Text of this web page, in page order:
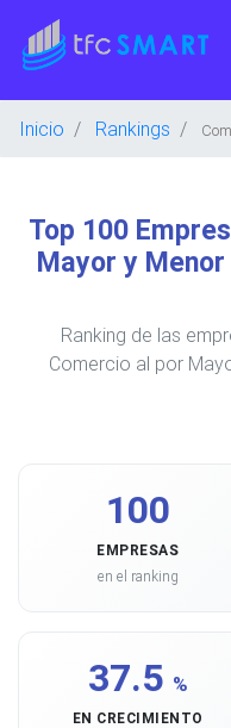
Inicio Rankings
Top 100
Mayor y
Ranking de las
Comercio al por
100
EMPRESAS
en el ranking
37.5 %
EN CRECIMIENTO